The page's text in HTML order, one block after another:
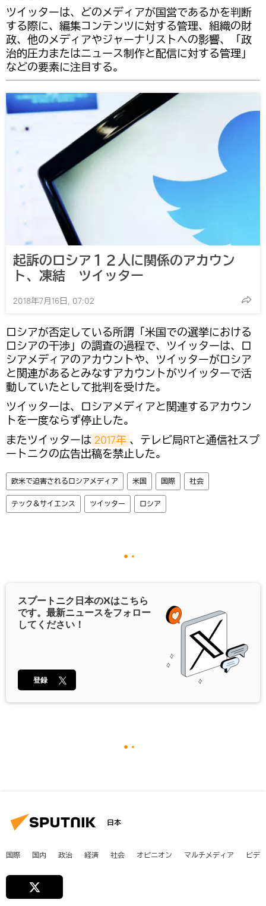
ツイッターは、どのメディアが国営であるかを判断
する際に、編集コンテンツに対する管理、組織の財
政、他のメディアやジャーナリストへの影響、「政
治的圧力またはニュース制作と配信に対する管理」
などの要素に注目する。
起訴のロシア１２人に関係のアカウン
ト、凍結 ツイッター
2018年7月16日, 07:02
ロシアが否定している所謂「米国での選挙における
ロシアの干渉」の調査の過程で、ツイッターは、ロ
シアメディアのアカウントや、ツイッターがロシア
と関連があるとみなすアカウントがツイッターで活
動していたとして批判を受けた。
ツイッターは、ロシアメディアと関連するアカウン
トを一度ならず停止した。
またツイッターは 2017年 、テレビ局RTと通信社スプ
ートニクの広告出稿を禁止した。
欧米で迫害されるロシアメディア 米国 国際 社会
テック＆サイエンス ツイッター ロシア
スプートニク日本のXはこちら
です。最新ニュースをフォロー
してください！
登録
日本
国際 国内 政治 経済 社会 オピニオン マルチメディア ビデ